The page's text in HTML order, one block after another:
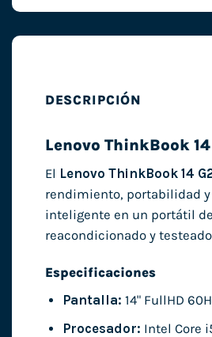
DESCRIPCIÓN
Lenovo ThinkBook 14
El Lenovo ThinkBook 14
rendimiento, portabilidad
inteligente en un portátil de
reacondicionado y
Especificaciones
Pantalla: 14" FullHD
Procesador: Intel Core